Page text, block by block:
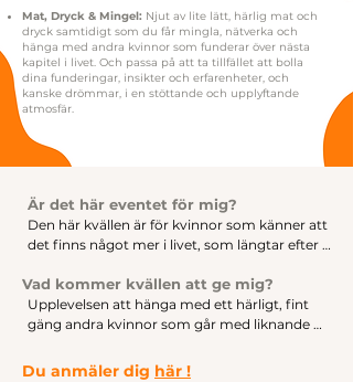
Mat, Dryck & Mingel: Njut av lite lätt, härlig mat och
dryck samtidigt som du får mingla, nätverka och
hänga med andra kvinnor som funderar över nästa
kapitel i livet. Och passa på att ta tillfället att bolla
dina funderingar, insikter och erfarenheter, och
kanske drömmar, i en stöttande och upplyftande
atmosfär.
Är det här eventet för mig?
Den här kvällen är för kvinnor som känner att
det finns något mer i livet, som längtar efter
kontakter och diskutera de viktiga sakerna i
livet, och ha ett hälsosammare, lyckligare, mer
tillfredsställande liv. Och kanske saknar
förändringen.
Vad kommer kvällen att ge mig?
Upplevelsen att hänga med ett härligt, fint
gäng andra kvinnor som går med liknande
version av sig själva och nästa steg i livet.
Du anmäler dig här !